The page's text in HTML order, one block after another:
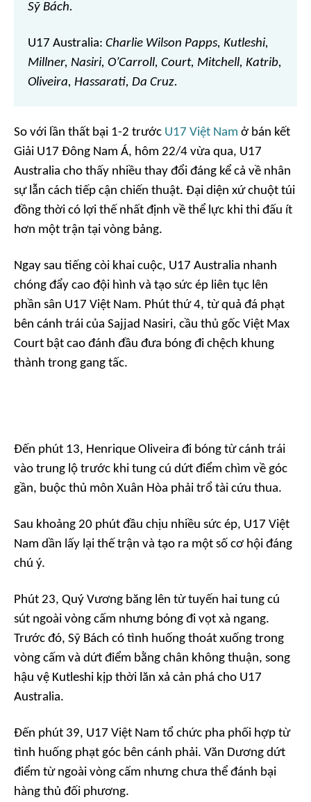
Sỹ Bách.
U17 Australia: Charlie Wilson Papps, Kutleshi,
Millner, Nasiri, O’Carroll, Court, Mitchell, Katrib,
Oliveira, Hassarati, Da Cruz.
So với lần thất bại 1-2 trước U17 Việt Nam ở bán kết
Giải U17 Đông Nam Á, hôm 22/4 vừa qua, U17
Australia cho thấy nhiều thay đổi đáng kể cả về nhân
sự lẫn cách tiếp cận chiến thuật. Đại diện xứ chuột túi
đồng thời có lợi thế nhất định về thể lực khi thi đấu ít
hơn một trận tại vòng bảng.
Ngay sau tiếng còi khai cuộc, U17 Australia nhanh
chóng đẩy cao đội hình và tạo sức ép liên tục lên
phần sân U17 Việt Nam. Phút thứ 4, từ quả đá phạt
bên cánh trái của Sajjad Nasiri, cầu thủ gốc Việt Max
Court bật cao đánh đầu đưa bóng đi chệch khung
thành trong gang tấc.
Đến phút 13, Henrique Oliveira đi bóng từ cánh trái
vào trung lộ trước khi tung cú dứt điểm chìm về góc
gần, buộc thủ môn Xuân Hòa phải trổ tài cứu thua.
Sau khoảng 20 phút đầu chịu nhiều sức ép, U17 Việt
Nam dần lấy lại thế trận và tạo ra một số cơ hội đáng
chú ý.
Phút 23, Quý Vương băng lên từ tuyến hai tung cú
sút ngoài vòng cấm nhưng bóng đi vọt xà ngang.
Trước đó, Sỹ Bách có tình huống thoát xuống trong
vòng cấm và dứt điểm bằng chân không thuận, song
hậu vệ Kutleshi kịp thời lăn xả cản phá cho U17
Australia.
Đến phút 39, U17 Việt Nam tổ chức pha phối hợp từ
tình huống phạt góc bên cánh phải. Văn Dương dứt
điểm từ ngoài vòng cấm nhưng chưa thể đánh bại
hàng thủ đối phương.